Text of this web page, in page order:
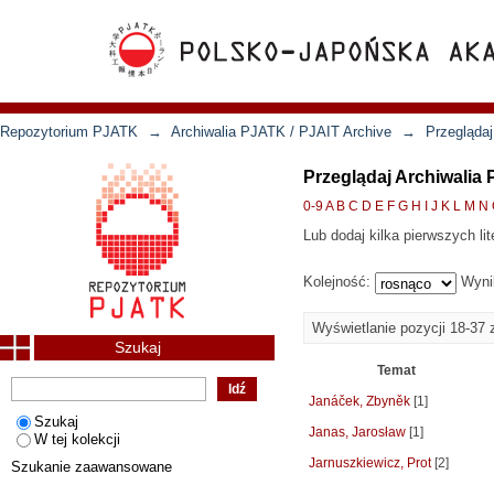
Repozytorium PJATK → Archiwalia PJATK / PJAIT Archive →
Przeglądaj Archiwalia
0-9A B C D E F G H J K L M N
Lub dodaj kilka pierwszych
Kolejność:
Wyświetlanie pozycji 18-37
Temat
Janáček, Zbyněk [1]
Janas, Jarosław [1]
Jarnuszkiewicz, Prot[2]
Szukaj
Szukaj
W tej kolekcji
Szukanie zaawansowane